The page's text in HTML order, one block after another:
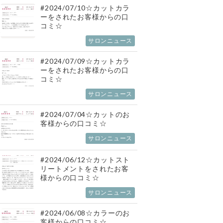
#2024/07/10☆カットカラ
ーをされたお客様からの口
コミ☆
サロンニュース
#2024/07/09☆カットカラ
ーをされたお客様からの口
コミ☆
サロンニュース
#2024/07/04☆カットのお
客様からの口コミ☆
サロンニュース
#2024/06/12☆カットスト
リートメントをされたお客
様からの口コミ☆
サロンニュース
#2024/06/08☆カラーのお